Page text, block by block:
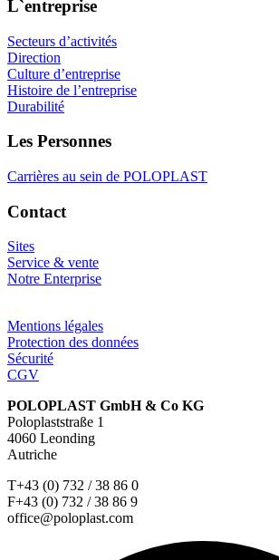
L`entreprise
Secteurs d’activités
Direction
Culture d’entreprise
Histoire de l’entreprise
Durabilité
Les Personnes
Carrières au sein de POLOPLAST
Contact
Sites
Service & vente
Notre Enterprise
Mentions légales
Protection des données
Sécurité
CGV
POLOPLAST GmbH & Co KG
Poloplaststraße 1
4060 Leonding
Autriche
T+43 (0) 732 / 38 86 0
F+43 (0) 732 / 38 86 9
office@poloplast.com